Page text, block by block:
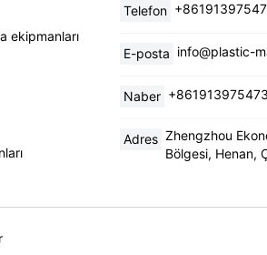
ekipmanları
Telefon
E-posta info@plastic-
Naber
Adres Zhengzhou
Bölgesi, Henan,